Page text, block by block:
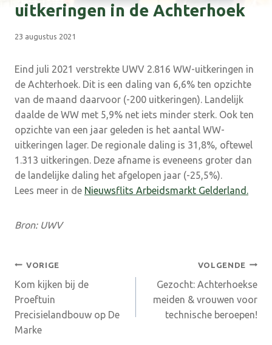
uitkeringen in de Achterhoek
23 augustus 2021
Eind juli 2021 verstrekte UWV 2.816 WW-uitkeringen in
de Achterhoek. Dit is een daling van 6,6% ten opzichte
van de maand daarvoor (-200 uitkeringen). Landelijk
daalde de WW met 5,9% net iets minder sterk. Ook ten
opzichte van een jaar geleden is het aantal WW-
uitkeringen lager. De regionale daling is 31,8%, oftewel
1.313 uitkeringen. Deze afname is eveneens groter dan
de landelijke daling het afgelopen jaar (-25,5%).
Lees meer in de Nieuwsflits Arbeidsmarkt Gelderland.
Bron: UWV
Bericht
navigatie
VORIGE
Kom kijken bij de
Proeftuin
Precisielandbouw op De
Marke
VOLGENDE
Gezocht: Achterhoekse
meiden & vrouwen voor
technische beroepen!